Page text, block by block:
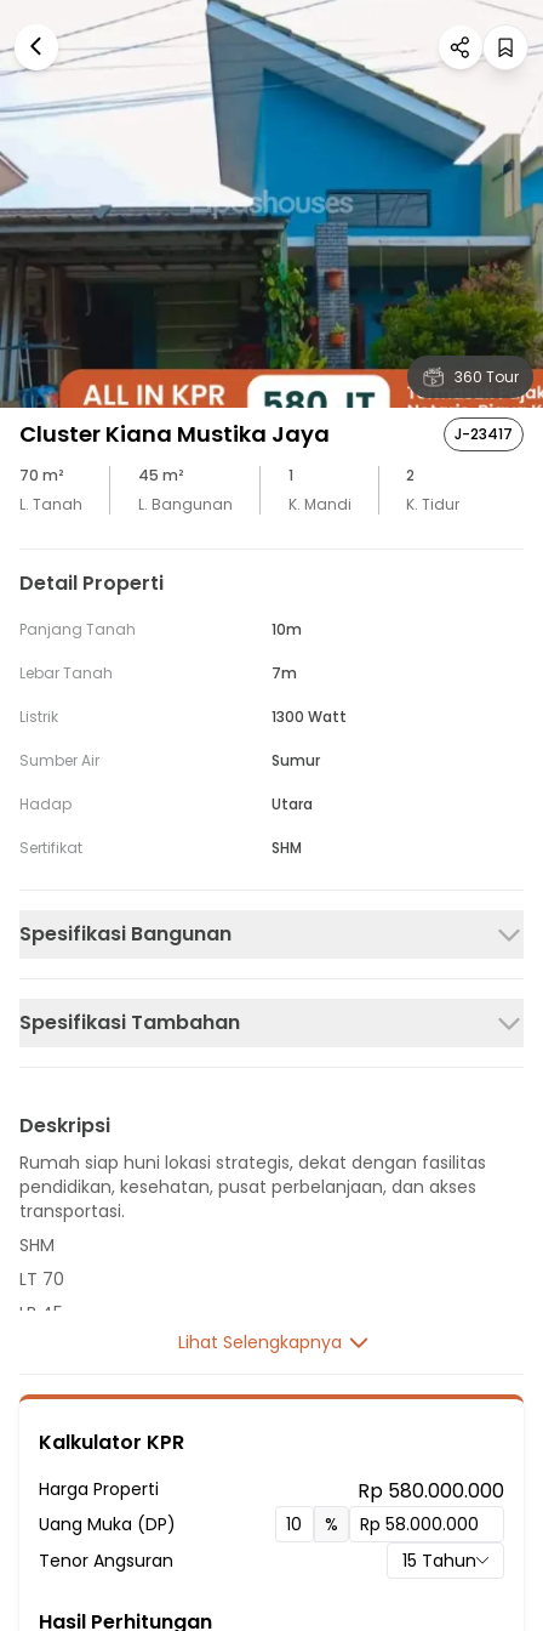
360 Tour
Cluster Kiana Mustika Jaya
J-23417
70 m²
L. Tanah
45 m²
L. Bangunan
1
K. Mandi
2
K. Tidur
Detail Properti
Panjang Tanah 10m
Lebar Tanah 7m
Listrik 1300 Watt
Sumber Air Sumur
Hadap Utara
Sertifikat SHM
Spesifikasi Bangunan
Spesifikasi Tambahan
Deskripsi
Rumah siap huni lokasi strategis, dekat dengan fasilitas
pendidikan, kesehatan, pusat perbelanjaan, dan akses
transportasi.
SHM
LT 70
LB 45
Listrik 1300 VA
Sumber Air Tanah
Hadap Utara
Fasilitas Sekitar Hunian:
4 Menit ke SDN Cimuning V
Lihat Selengkapnya
Kalkulator KPR
Harga Properti Rp 580.000.000
Uang Muka (DP)
%
Tenor Angsuran
15 Tahun
Hasil Perhitungan